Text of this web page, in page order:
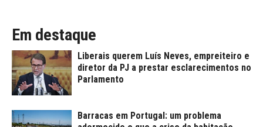
Em destaque
Liberais querem Luís Neves, empreiteiro e
diretor da PJ a prestar esclarecimentos no
Parlamento
Barracas em Portugal: um problema